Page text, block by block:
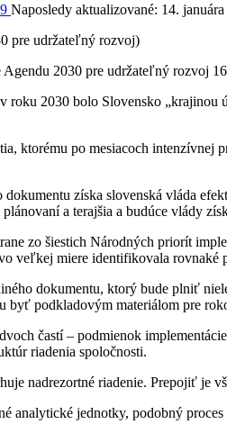
Naposledy aktualizované: 14.
pre udržateľný rozvoj)
2030 pre udržateľný rozvoj
roku 2030 bolo Slovensko
ktorému po mesiacoch intenzívnej
získa slovenská vláda
plánovaní a terajšia a budúce vlády
zo šiestich Národných priorít
veľkej miere identifikovala rovnaké
dokumentu, ktorý bude plniť
byť podkladovým materiálom pre
častí – podmienok
riadenia spoločnosti.
nadrezortné riadenie. Prepojiť je
analytické jednotky, podobný